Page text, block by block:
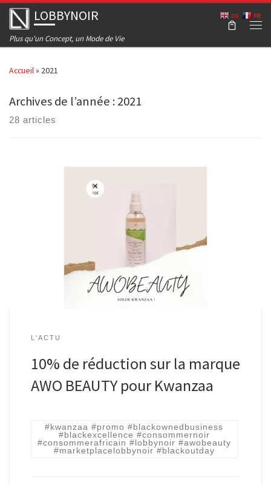
Skip to content
LOBBYNOIR
Plus qu'un Concept, un Mode de Vie
Accueil » 2021
Archives de l’année :2021
28 articles
L'ACTU
10% de réduction sur la marque
AWO BEAUTY pour Kwanzaa
#kwanzaa #promo #blackownedbusiness
#blackexcellence #consommernoir
#consommerafricain #lobbynoir #awobeauty
#marketplacelobbynoir #blackoutday
EN FR